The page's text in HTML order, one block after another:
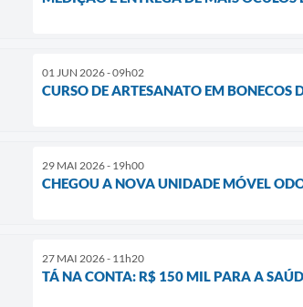
01 JUN 2026 - 09h02
CURSO DE ARTESANATO EM BONECOS
29 MAI 2026 - 19h00
CHEGOU A NOVA UNIDADE MÓVEL
27 MAI 2026 - 11h20
TÁ NA CONTA: R$ 150 MIL PARA A